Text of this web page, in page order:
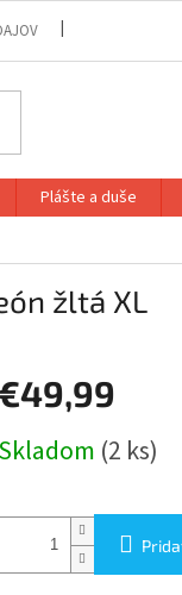
Plášte a duše
žltá XL
€49,99
cena:
Skladom (2 ks)